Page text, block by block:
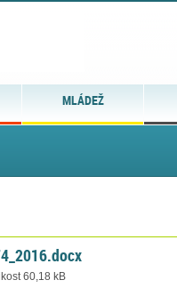
MLÁDEŽ
60,18 kB